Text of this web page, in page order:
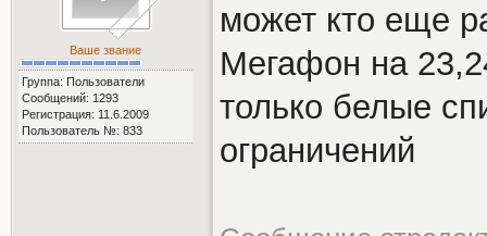
Ваше звание
Группа: Пользователи
Сообщений: 1293
Регистрация: 11.6.2009
Пользователь №: 833
может кто еще
Мегафон на
только белые
ограничений